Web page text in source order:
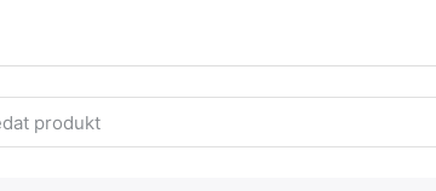
výraz. První výsledky se zobrazí automaticky